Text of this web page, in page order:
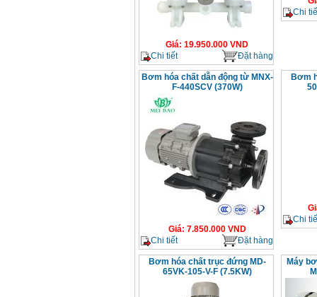
Giá: 19.950.000 VND
Chi tiết
Đặt hàng
Chi
Bơm hóa chất dẫn động từ MNX-
F-440SCV (370W)
Giá: 7.850.000VND
Chi tiết
Đặt hàng
Bơm
Chi
Bơm hóa chất trục đứng MD-
65VK-105-V-F (7.5KW)
Máy